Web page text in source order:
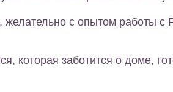
с опытом работы с
которая заботится о доме,